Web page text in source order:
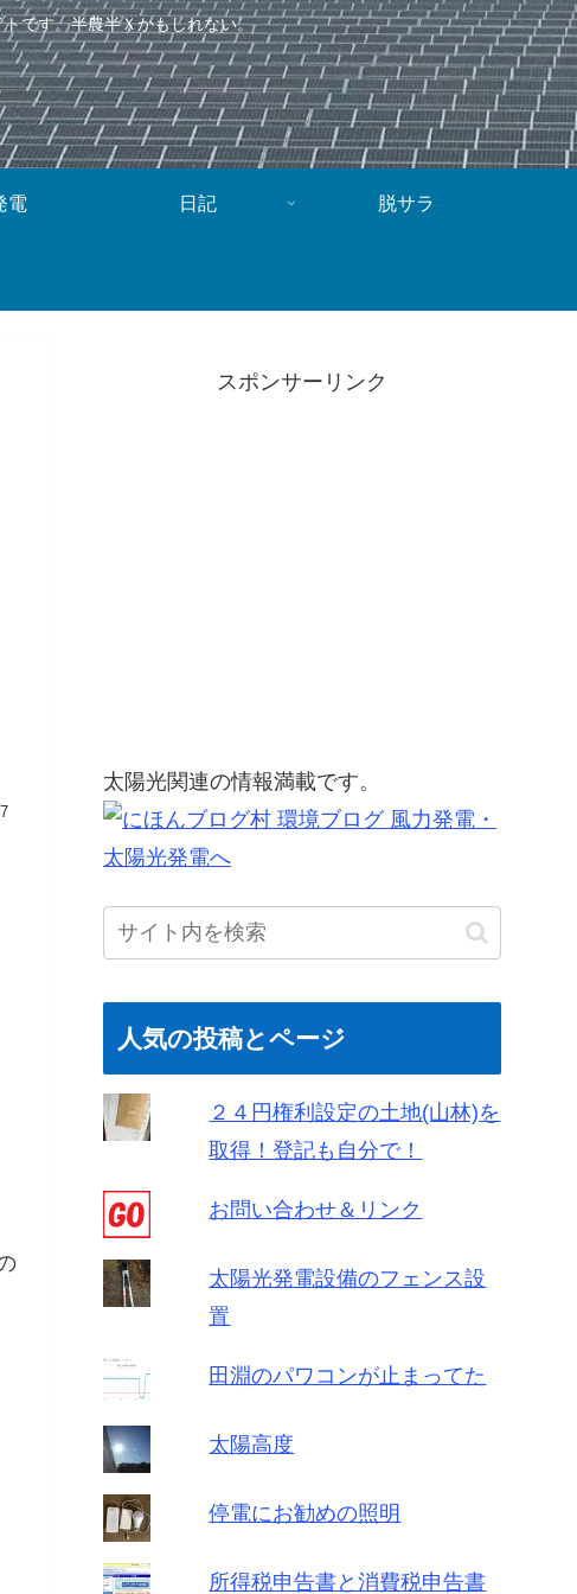
です。半農半Ｘかもしれない。
電 日記 脱サラ
スポンサーリンク
太陽光関連の情報満載です。
人気の投稿とページ
２４円権利設定の土地(山林)を
取得！登記も自分で！
お問い合わせ＆リンク
太陽光発電設備のフェンス設
置
田淵のパワコンが止まってた
太陽高度
停電にお勧めの照明
所得税申告書と消費税申告書